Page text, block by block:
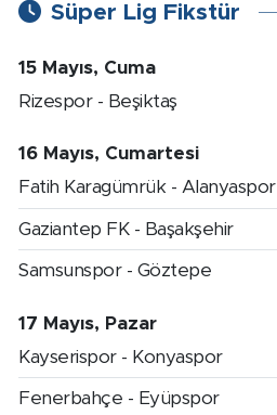
Süper Lig Fikstür
15 Mayıs, Cuma
Rizespor - Beşiktaş
16 Mayıs, Cumartesi
Fatih Karagümrük - Alanyaspor
Gaziantep FK - Başakşehir
Samsunspor - Göztepe
17 Mayıs, Pazar
Kayserispor - Konyaspor
Fenerbahçe - Eyüpspor